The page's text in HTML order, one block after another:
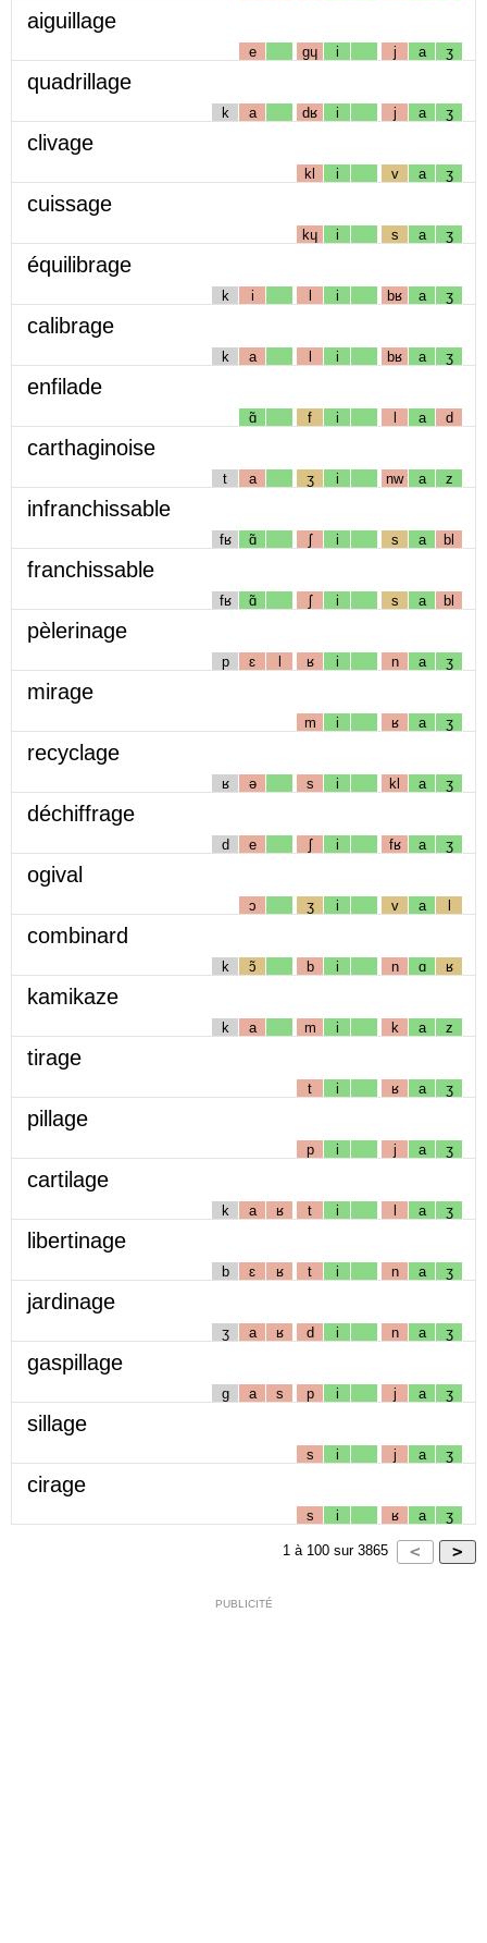
aiguillage
e gɥ i j a ʒ
quadrillage
k a dʁ i j a ʒ
clivage
kl i v a ʒ
cuissage
kɥ i s a ʒ
équilibrage
k i l i bʁ a ʒ
calibrage
k a l i bʁ a ʒ
enfilade
ɑ̃ f i l a d
carthaginoise
t a ʒ i nw a z
infranchissable
fʁ ɑ̃ ʃ i s a bl
franchissable
fʁ ɑ̃ ʃ i s a bl
pèlerinage
p ɛ l ʁ i n a ʒ
mirage
m i ʁ a ʒ
recyclage
ʁ ə s i kl a ʒ
déchiffrage
d e ʃ i fʁ a ʒ
ogival
ɔ ʒ i v a l
combinard
k ɔ̃ b i n ɑ ʁ
kamikaze
k a m i k a z
tirage
t i ʁ a ʒ
pillage
p i j a ʒ
cartilage
k a ʁ t i l a ʒ
libertinage
b ɛ ʁ t i n a ʒ
jardinage
ʒ a ʁ d i n a ʒ
gaspillage
g a s p i j a ʒ
sillage
s i j a ʒ
cirage
s i ʁ a ʒ
1 à 100 sur 3865
PUBLICITÉ